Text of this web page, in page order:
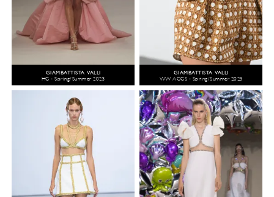
GIAMBATTISTA VALLI
HC - Spring/Summer 2023
GIAMBATTISTA VALLI
WW ACCS - Spring/Summer 2023